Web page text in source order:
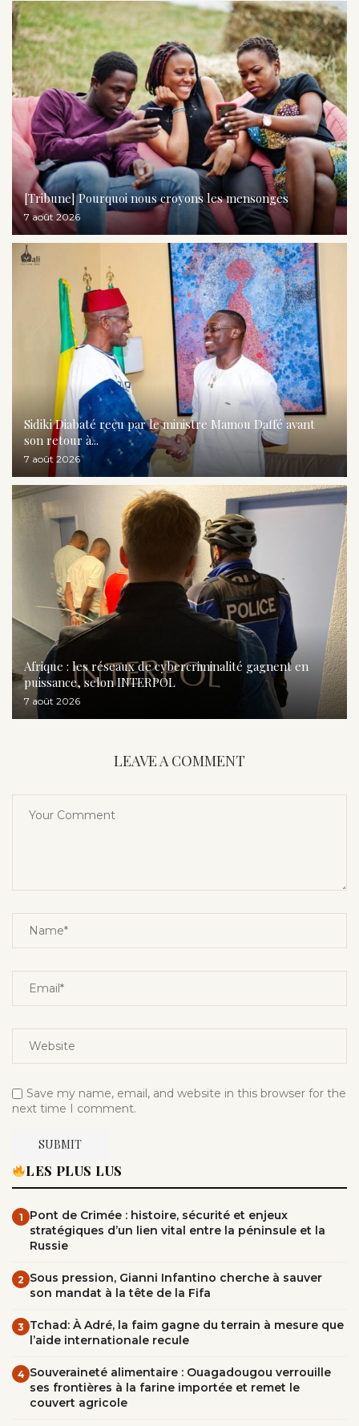
[Tribune] Pourquoi nous croyons les mensonges
7 août 2026
Sidiki Diabaté reçu par le ministre Mamou Daffé avant
son retour à...
7 août 2026
Afrique : les réseaux de cybercriminalité gagnent en
puissance, selon INTERPOL
7 août 2026
LEAVE A COMMENT
Save my name, email, and website in this browser for the
next time I comment.
LES PLUS LUS
1
Pont de Crimée : histoire, sécurité et enjeux
stratégiques d’un lien vital entre la péninsule et la
Russie
2 Sous pression, Gianni Infantino cherche à sauver
son mandat à la tête de la Fifa
3 Tchad: À Adré, la faim gagne du terrain à mesure que
l’aide internationale recule
4 Souveraineté alimentaire : Ouagadougou verrouille
ses frontières à la farine importée et remet le
couvert agricole